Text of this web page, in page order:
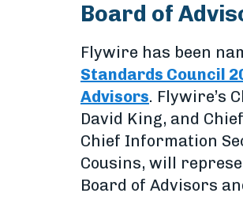
Board of
Flywire has been
Standards Council
Advisors. Flywire’s
David King, and
Chief Information
Cousins, will
Board of Advisors